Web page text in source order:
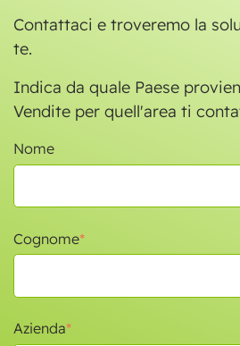
Contattaci e troveremo la
te.
Indica da quale Paese
Vendite per quell'area ti
Nome
Cognome*
Azienda*